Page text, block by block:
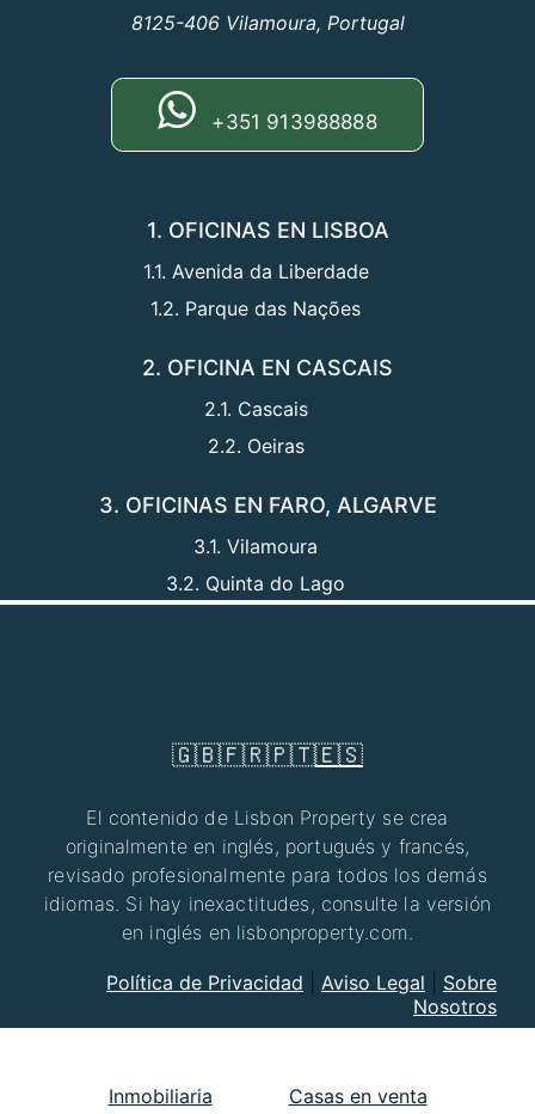
8125-406 Vilamoura, Portugal
+351 913988888
1. OFICINAS EN LISBOA
1.1. Avenida da Liberdade
1.2. Parque das Nações
2. OFICINA EN CASCAIS
2.1. Cascais
2.2. Oeiras
3. OFICINAS EN FARO, ALGARVE
3.1. Vilamoura
3.2. Quinta do Lago
🇬🇧🇫🇷🇵🇹🇪🇸
El contenido de Lisbon Property se crea
originalmente en inglés, portugués y francés,
revisado profesionalmente para todos los demás
idiomas. Si hay inexactitudes, consulte la versión
en inglés en lisbonproperty.com.
Política de Privacidad Aviso Legal
Sobre
Nosotros
Inmobiliaria Casas en venta